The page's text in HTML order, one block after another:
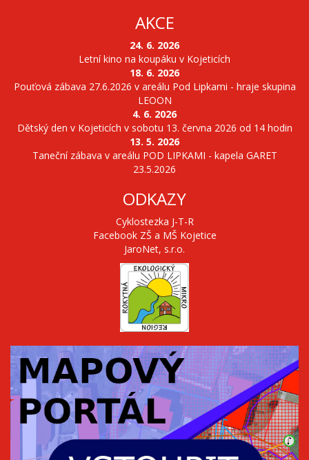
AKCE
24. 6. 2026
Letní kino na koupáku v Kojeticích
18. 6. 2026
Pouťová zábava 27.6.2026 v areálu Pod Lipkami - hraje skupina
LEOON
4. 6. 2026
Dětský den v Kojeticích v sobotu 13. června 2026 od 14 hodin
13. 5. 2026
Taneční zábava v areálu POD LIPKAMI - kapela GARET
23.5.2026
ODKAZY
Cyklostezka J-T-R
Facebook ZŠ a MŠ Kojetice
JaroNet, s.r.o.